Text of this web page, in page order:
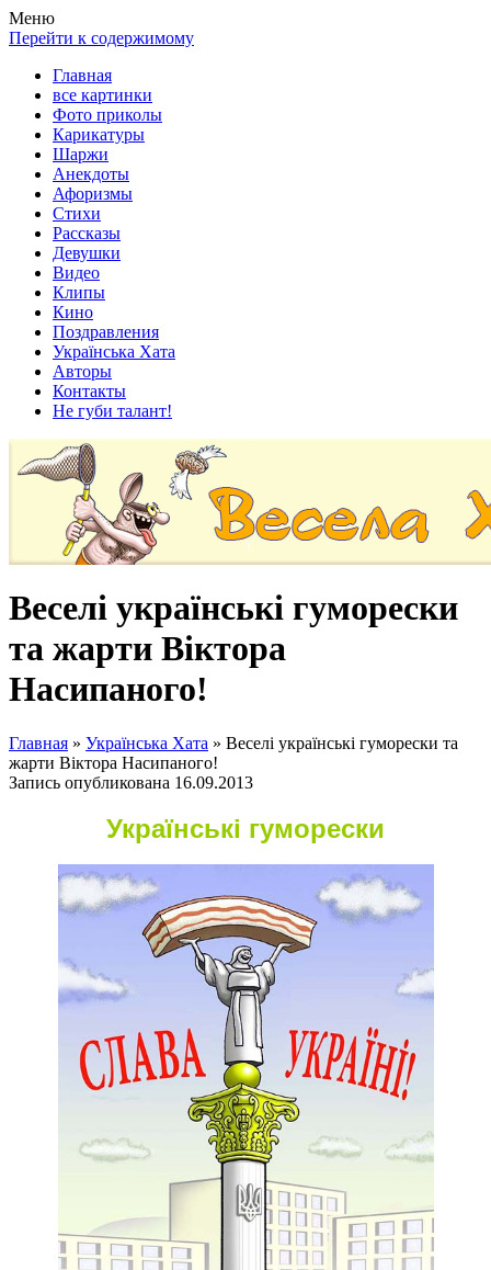
Весела хата — прикольные картинки, смешные истории,
клипы!
Покажем всем ваши фото приколы, карикатуры, шаржи, стихи,
рассказы, видео и песни!
Меню
Перейти к содержимому
Главная
все картинки
Фото приколы
Карикатуры
Шаржи
Анекдоты
Афоризмы
Стихи
Рассказы
Девушки
Видео
Клипы
Кино
Поздравления
Українська Хата
Авторы
Контакты
Не губи талант!
Веселі українські гуморески
та жарти Віктора
Насипаного!
Главная » Українська Хата » Веселі українські гуморески та
жарти Віктора Насипаного!
Запись опубликована 16.09.2013
Українські гуморески